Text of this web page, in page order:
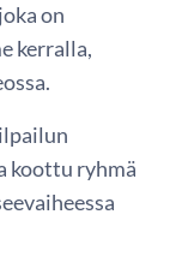
on
kerralla,
koottu ryhmä